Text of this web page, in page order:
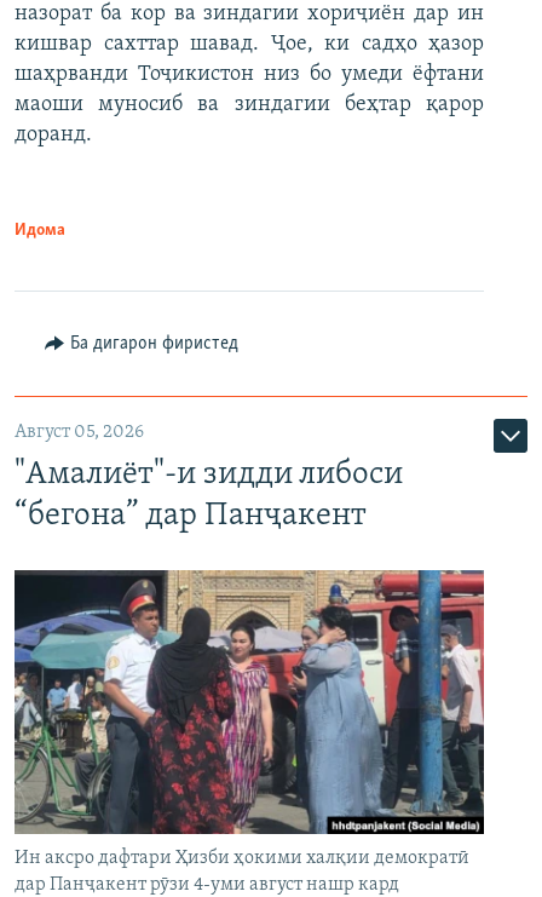
назорат ба кор ва зиндагии хориҷиён дар ин
кишвар сахттар шавад. Ҷое, ки садҳо ҳазор
шаҳрванди Тоҷикистон низ бо умеди ёфтани
маоши муносиб ва зиндагии беҳтар қарор
доранд.
Идома
Ба дигарон фиристед
Август 05, 2026
"Амалиёт"-и зидди либоси
“бегона” дар Панҷакент
Ин аксро дафтари Ҳизби ҳокими халқии демократӣ
дар Панҷакент рӯзи 4-уми август нашр кард